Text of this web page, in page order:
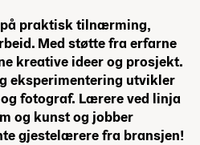
praktisk tilnærming,
Med støtte fra erfarne
kreative ideer og prosjekt.
eksperimentering utvikler
fotograf. Lærere ved linja
og kunst og jobber
gjestelærere fra bransjen!